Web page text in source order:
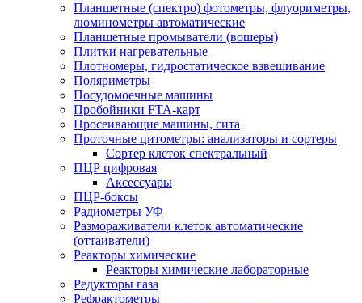
Планшетные (спектро) фотометры, флуориметры,
люминометры автоматические
Планшетные промыватели (вошеры)
Плитки нагревательные
Плотномеры, гидростатическое взвешивание
Поляриметры
Посудомоечные машины
Пробойники FTA-карт
Просеивающие машины, сита
Проточные цитометры: анализаторы и сортеры
Сортер клеток спектральный
ПЦР цифровая
Аксессуары
ПЦР-боксы
Радиометры УФ
Размораживатели клеток автоматические
(оттаиватели)
Реакторы химические
Реакторы химические лабораторные
Редукторы газа
Рефрактометры